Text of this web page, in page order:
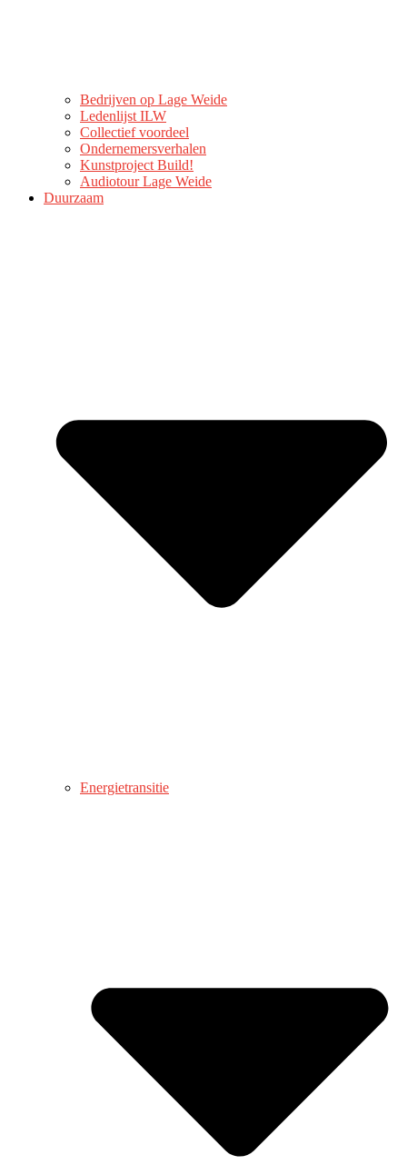
Bedrijven op Lage Weide
Ledenlijst ILW
Collectief voordeel
Ondernemersverhalen
Kunstproject Build!
Audiotour Lage Weide
Duurzaam
Energietransitie